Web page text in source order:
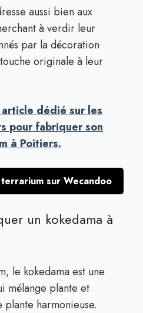
aussi bien aux
à verdir leur
par la décoration
originale à leur
dédié sur les
pour fabriquer son
à Poitiers.
sur Wecandoo
un kokedama à
le kokedama est une
mélange plante et
harmonieuse.